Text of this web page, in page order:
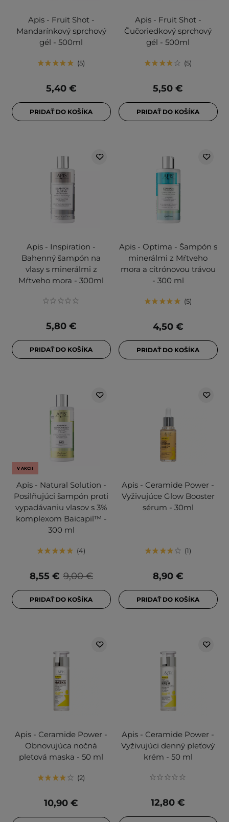
Apis - Fruit Shot -
Mandarínkový sprchový
gél - 500ml
5
5,40 €
PRIDAŤ DO KOŠÍKA
Apis - Fruit Shot -
Čučoriedkový sprchový
gél - 500ml
5
5,50 €
PRIDAŤ DO KOŠÍKA
Apis - Inspiration -
Bahenný šampón na
vlasy s minerálmi z
Mŕtveho mora - 300ml
5,80 €
PRIDAŤ DO KOŠÍKA
Apis - Optima - Šampón s
minerálmi z Mŕtveho
mora a citrónovou trávou
- 300 ml
5
4,50 €
PRIDAŤ DO KOŠÍKA
V AKCII
Apis - Natural Solution -
Posilňujúci šampón proti
vypadávaniu vlasov s 3%
komplexom Baicapil™ -
300 ml
4
9,00 €
8,55 €
PRIDAŤ DO KOŠÍKA
Apis - Ceramide Power -
Vyživujúce Glow Booster
sérum - 30ml
1
8,90 €
PRIDAŤ DO KOŠÍKA
Apis - Ceramide Power -
Obnovujúca nočná
pleťová maska - 50 ml
2
10,90 €
Apis - Ceramide Power -
Vyživujúci denný pleťový
krém - 50 ml
12,80 €